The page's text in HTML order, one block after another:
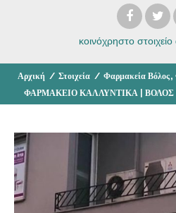
κοινόχρηστο στοιχείο
Αρχική / Στοιχεία / Φαρμακεία Βόλος,
ΦΑΡΜΑΚΕΙΟ ΚΑΛΛΥΝΤΙΚΑ |